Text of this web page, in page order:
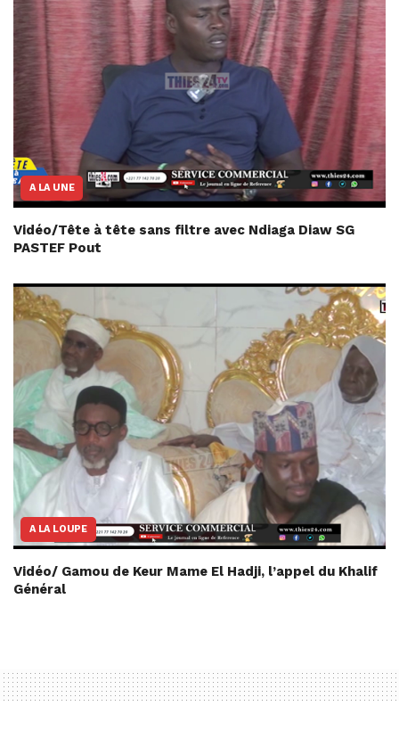
A LA UNE
Vidéo/Tête à tête sans filtre avec Ndiaga Diaw SG
PASTEF Pout
A LA LOUPE
Vidéo/ Gamou de Keur Mame El Hadji, l’appel du Khalif
Général